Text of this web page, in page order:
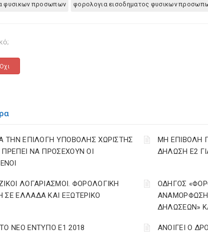
φυσικων προσωπων φορολογια εισοδηματος φυσικων
Οχι
ΤΗΝ ΕΠΙΛΟΓΗ ΥΠΟΒΟΛΗΣ ΧΩΡΙΣΤΗΣ
ΝΑ ΠΡΟΣΕΧΟΥΝ ΟΙ
ΜΗ ΕΠΙΒΟΛΗ
ΔΗΛΩΣΗ Ε2
ΛΟΓΑΡΙΑΣΜΟΙ. ΦΟΡΟΛΟΓΙΚΗ
ΣΕ ΕΛΛΑΔΑ ΚΑΙ ΕΞΩΤΕΡΙΚΟ
ΟΔΗΓΟΣ
ΑΝΑΜΟΡΦΩΣΗ
ΔΗΛΩΣΕΩΝ»
ΝΕΟ ΕΝΤΥΠΟ Ε1 2018 ΑΝΟΙΓΕΙ Ο